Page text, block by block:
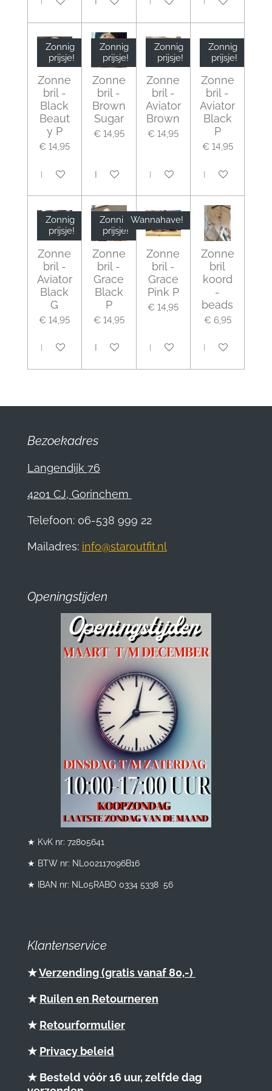
Zonnig
prijsje!
Zonne
bril -
Black
Beaut
y P
€ 14,95
In winkelwagen
Zonnig
prijsje!
Zonne
bril -
Brown
Sugar
€ 14,95
In winkelwagen
Zonnig
prijsje!
Zonne
bril -
Aviator
Brown
€ 14,95
In winkelwagen
Zonnig
prijsje!
Zonne
bril -
Aviator
Black
P
€ 14,95
In winkelwagen
Zonnig
prijsje!
Zonne
bril -
Aviator
Black
G
€ 14,95
In winkelwagen
Zonnig
prijsje!
Zonne
bril -
Grace
Black
P
€ 14,95
In winkelwagen
Wannahave!
Zonne
bril -
Grace
Pink P
€ 14,95
In winkelwagen
Zonne
bril
koord
-
beads
€ 6,95
In winkelwagen
Bezoekadres
Langendijk 76
4201 CJ, Gorinchem
Telefoon: 06-538 999 22
Mailadres: info@staroutfit.nl
Openingstijden
★ KvK nr: 72805641
★ BTW nr: NL002117096B16
★ IBAN nr: NL05RABO 0334 5338 56
Klantenservice
★Verzending (gratis vanaf 80,-)
★ Ruilen en Retourneren
★ Retourformulier
★ Privacy beleid
★ Besteld vóór 16 uur, zelfde dag